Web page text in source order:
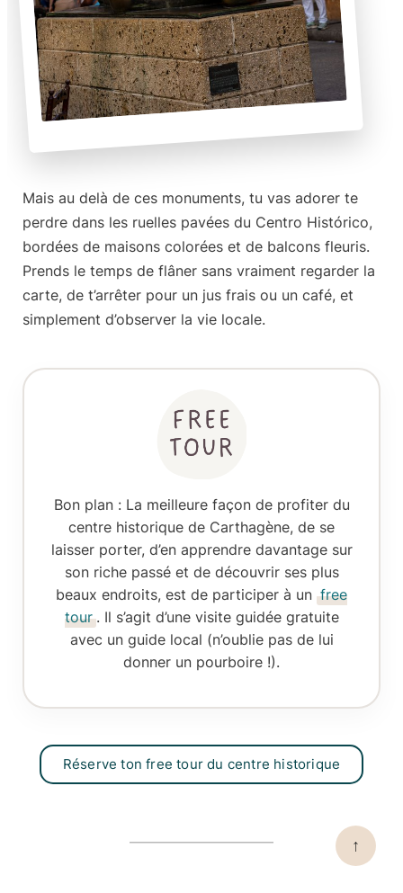
Mais au delà de ces monuments, tu vas adorer te
perdre dans les ruelles pavées du Centro Histórico,
bordées de maisons colorées et de balcons fleuris.
Prends le temps de flâner sans vraiment regarder la
carte, de t’arrêter pour un jus frais ou un café, et
simplement d’observer la vie locale.
Bon plan :La meilleure façon de profiter du
centre historique de Carthagène, de se
laisser porter, d’en apprendre davantage sur
son riche passé et de découvrir ses plus
beaux endroits, est de participer à un free
tour . Il s’agit d’une visite guidée gratuite
avec un guide local (n’oublie pas de lui
donner un pourboire !).
Réserve ton free tour du centre historique
↑